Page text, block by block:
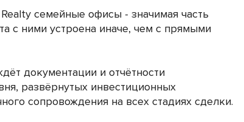
семейные офисы - значимая часть
с ними устроена иначе, чем с прямыми
документации и отчётности
развёрнутых инвестиционных
сопровождения на всех стадиях сделки.